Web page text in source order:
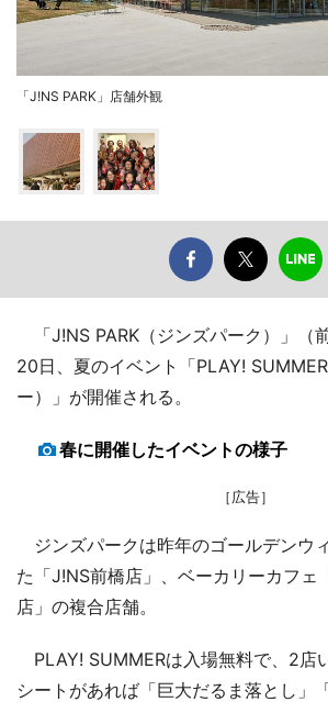
「J!NS PARK」店舗外観
「J!NS PARK（ジンズパーク）」（
20日、夏のイベント「PLAY!
ー）」が開催される。
春に開催したイベントの様子
［広告］
ジンズパークは昨年のゴールデンウ
た「J!NS前橋店」、ベーカリーカフェ
店」の複合店舗。
PLAY! SUMMERは入場無料で、2店
シートがあれば「巨大だるま落とし」